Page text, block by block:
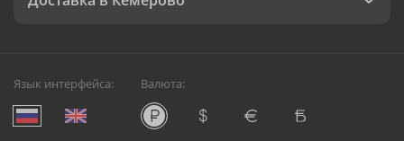
Язык интерфейса: Валюта: